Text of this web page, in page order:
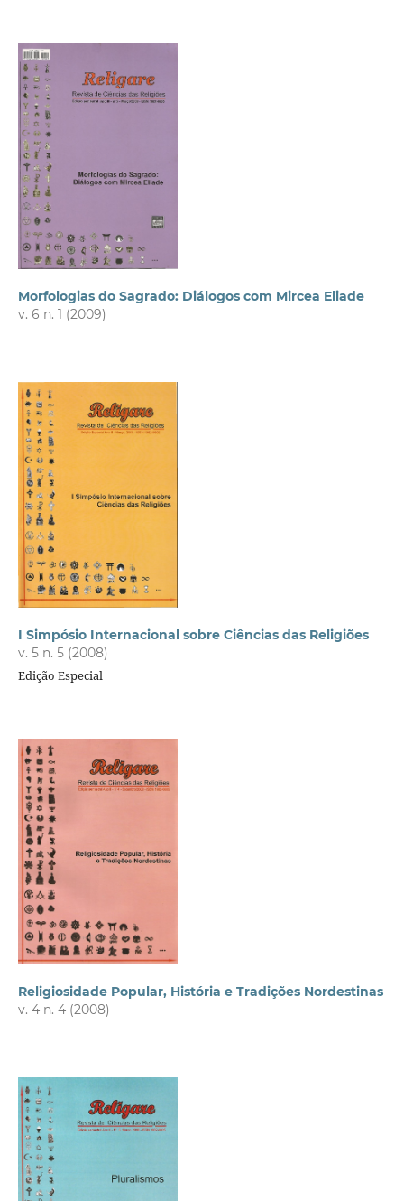
Morfologias do Sagrado: Diálogos com Mircea Eliade
v. 6 n. 1 (2009)
I Simpósio Internacional sobre Ciências das Religiões
v. 5 n. 5 (2008)
Edição Especial
Religiosidade Popular, História e Tradições Nordestinas
v. 4 n. 4 (2008)